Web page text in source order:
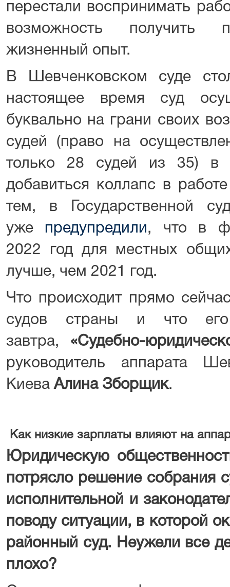
перестали воспринимать
возможность получить
жизненный опыт.
В Шевченковском суде
настоящее время суд
буквально на грани своих
судей (право на
только 28 судей из 35) в
добавиться коллапс в
тем, в Государственной
уже предупредили, что в
2022 год для местных
лучше, чем 2021 год.
Что происходит прямо
судов страны и что
завтра, «Судебно-
руководитель аппарата
КиеваАлина Зборщик.
Как низкие зарплаты влияют на
Юридическую
потрясло решение собрания
исполнительной и
поводу ситуации, в которой
районный суд. Неужели все
плохо?